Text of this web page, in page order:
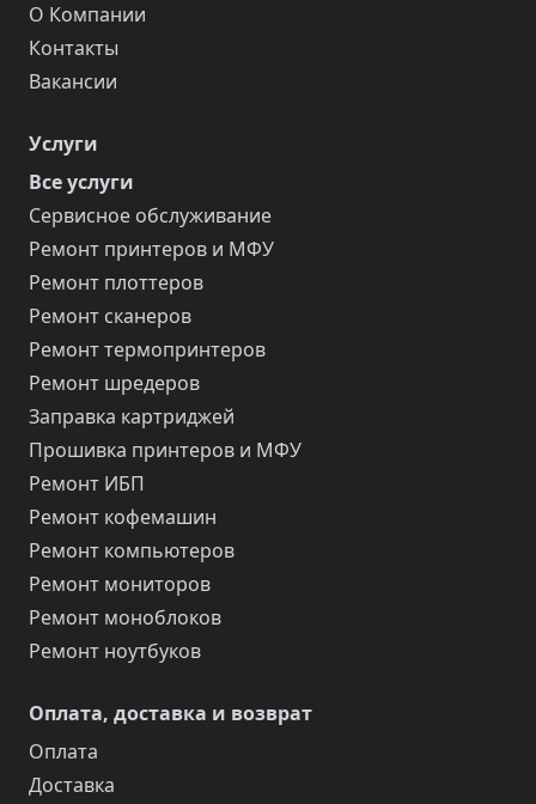
О Компании
Контакты
Вакансии
Услуги
Все услуги
Сервисное обслуживание
Ремонт принтеров и МФУ
Ремонт плоттеров
Ремонт сканеров
Ремонт термопринтеров
Ремонт шредеров
Заправка картриджей
Прошивка принтеров и МФУ
Ремонт ИБП
Ремонт кофемашин
Ремонт компьютеров
Ремонт мониторов
Ремонт моноблоков
Ремонт ноутбуков
Оплата, доставка и возврат
Оплата
Доставка